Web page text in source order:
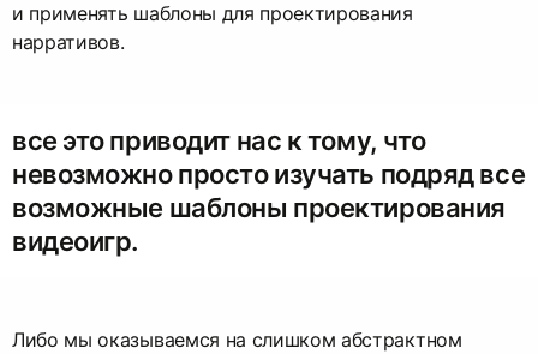
и применять шаблоны для проектирования
нарративов.
все это приводит нас к тому, что
невозможно просто изучать подряд все
возможные шаблоны проектирования
видеоигр.
Либо мы оказываемся на слишком абстрактном